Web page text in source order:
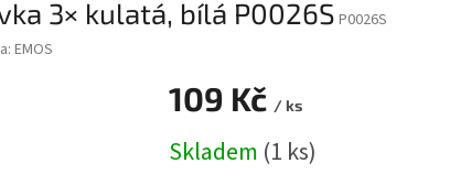
3× kulatá, bílá P0026S P0026S
EMOS
109 Kč / ks
cena:
Skladem (1 ks)